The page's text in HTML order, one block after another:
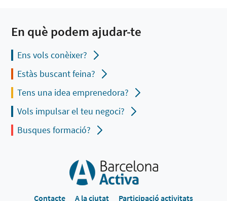
En què podem ajudar-te
Ens vols conèixer?
Estàs buscant feina?
Tens una idea emprenedora?
Vols impulsar el teu negoci?
Busques formació?
Contacte A la ciutat Participació activitats